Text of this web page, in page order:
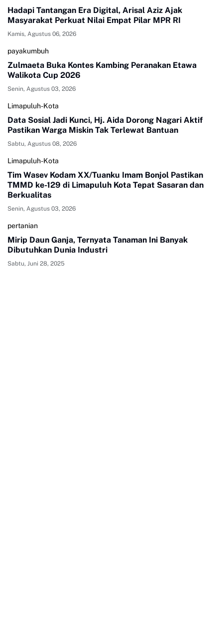
Hadapi Tantangan Era Digital, Arisal Aziz Ajak
Masyarakat Perkuat Nilai Empat Pilar MPR RI
Kamis, Agustus 06, 2026
payakumbuh
Zulmaeta Buka Kontes Kambing Peranakan Etawa
Walikota Cup 2026
Senin, Agustus 03, 2026
Limapuluh-Kota
Data Sosial Jadi Kunci, Hj. Aida Dorong Nagari Aktif
Pastikan Warga Miskin Tak Terlewat Bantuan
Sabtu, Agustus 08, 2026
Limapuluh-Kota
Tim Wasev Kodam XX/Tuanku Imam Bonjol Pastikan
TMMD ke-129 di Limapuluh Kota Tepat Sasaran dan
Berkualitas
Senin, Agustus 03, 2026
pertanian
Mirip Daun Ganja, Ternyata Tanaman Ini Banyak
Dibutuhkan Dunia Industri
Sabtu, Juni 28, 2025